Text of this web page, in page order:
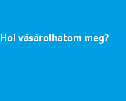
Hol vásárolhatom meg?